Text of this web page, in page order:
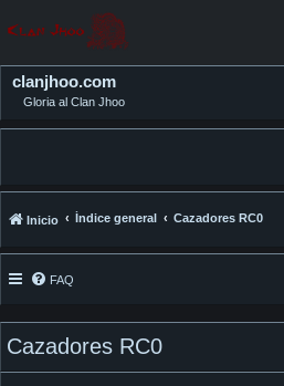
clanjhoo.com
Gloria al Clan Jhoo
Inicio Índice general Cazadores RC0
FAQ
Cazadores RC0